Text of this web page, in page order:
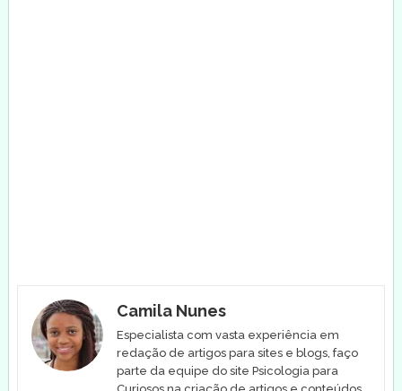
Camila Nunes
Especialista com vasta experiência em
redação de artigos para sites e blogs, faço
parte da equipe do site Psicologia para